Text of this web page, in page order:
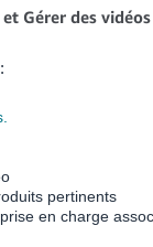
Gérer des
pertinents
en charge